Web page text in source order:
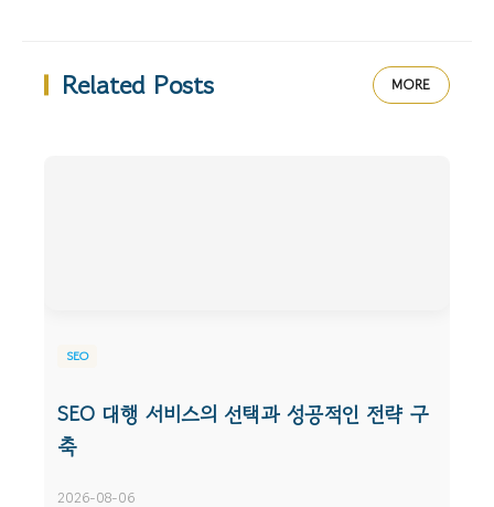
Related Posts MORE
SEO
SEO 대행 서비스의 선택과 성공적인 전략 구
축
2026-08-06